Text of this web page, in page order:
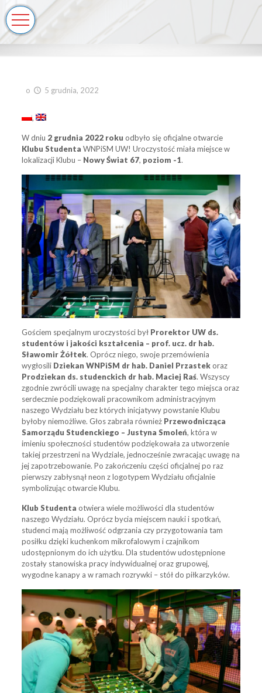
o 5 grudnia, 2022
W dniu 2 grudnia 2022 roku odbyło się oficjalne otwarcie
Klubu Studenta WNPiSM UW! Uroczystość miała miejsce w
lokalizacji Klubu – Nowy Świat 67, poziom -1.
Gościem specjalnym uroczystości był Prorektor UW ds.
studentów i jakości kształcenia – prof. ucz. dr hab.
Sławomir Żółtek. Oprócz niego, swoje przemówienia
wygłosili Dziekan WNPiSM dr hab. Daniel Przastekoraz
Prodziekan ds. studenckich dr hab. Maciej Raś. Wszyscy
zgodnie zwrócili uwagę na specjalny charakter tego miejsca oraz
serdecznie podziękowali pracownikom administracyjnym
naszego Wydziału bez których inicjatywy powstanie Klubu
byłoby niemożliwe. Głos zabrała również Przewodnicząca
Samorządu Studenckiego – Justyna Smoleń, która w
imieniu społeczności studentów podziękowała za utworzenie
takiej przestrzeni na Wydziale, jednocześnie zwracając uwagę na
jej zapotrzebowanie. Po zakończeniu części oficjalnej po raz
pierwszy zabłysnął neon z logotypem Wydziału oficjalnie
symbolizując otwarcie Klubu.
Klub Studenta otwiera wiele możliwości dla studentów
naszego Wydziału. Oprócz bycia miejscem nauki i spotkań,
studenci mają możliwość odgrzania czy przygotowania tam
posiłku dzięki kuchenkom mikrofalowym i czajnikom
udostępnionym do ich użytku. Dla studentów udostępnione
zostały stanowiska pracy indywidualnej oraz grupowej,
wygodne kanapy a w ramach rozrywki – stół do piłkarzyków.